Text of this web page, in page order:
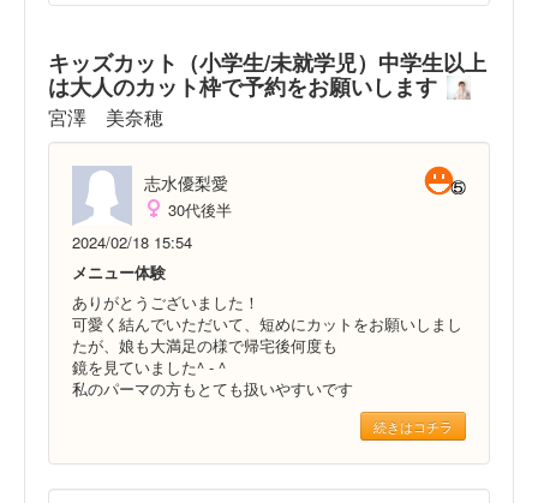
キッズカット（小学生/未就学児）中学生以上
は大人のカット枠で予約をお願いします
宮澤 美奈穂
志水優梨愛
30代後半
2024/02/18 15:54
メニュー体験
ありがとうございました！
可愛く結んでいただいて、短めにカットをお願いしまし
たが、娘も大満足の様で帰宅後何度も
鏡を見ていました^ - ^
私のパーマの方もとても扱いやすいです
続きはコチラ